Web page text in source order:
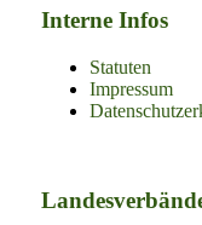
Interne Infos
Statuten
Impressum